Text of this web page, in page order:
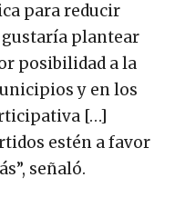
para reducir
gustaría plantear
posibilidad a la
y en los
[…]
estén a favor
señaló.